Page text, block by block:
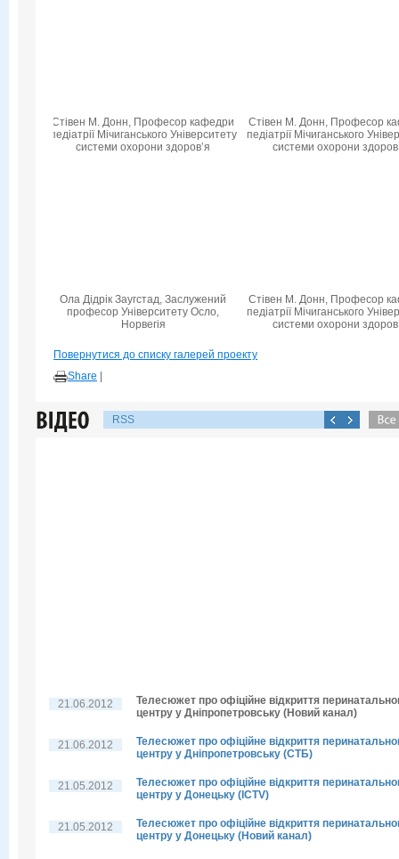
Стівен М. Донн, Професор кафедри
педіатрії Мічиганського Університету
системи охорони здоров’я
Стівен М. Донн, Професор
педіатрії Мічиганського
системи охорони
Ола Дідрік Заугстад, Заслужений
професор Університету Осло,
Норвегія
Стівен М. Донн, Професор
педіатрії Мічиганського
системи охорони
Повернутися до списку галерей проекту
Share
RSS
21.06.2012
Телесюжет про офіційне відкриття
центру у Дніпропетровську (Новий канал)
21.06.2012
Телесюжет про офіційне відкриття
центру у Дніпропетровську (СТБ)
21.05.2012
Телесюжет про офіційне відкриття
центру у Донецьку (ICTV)
21.05.2012
Телесюжет про офіційне відкриття
центру у Донецьку (Новий канал)